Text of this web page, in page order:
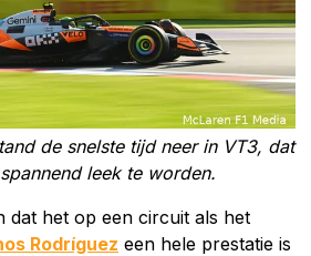
de snelste tijd neer in VT3, dat
leek te worden.
dat het op een circuit als het
Rodríguez een hele prestatie is